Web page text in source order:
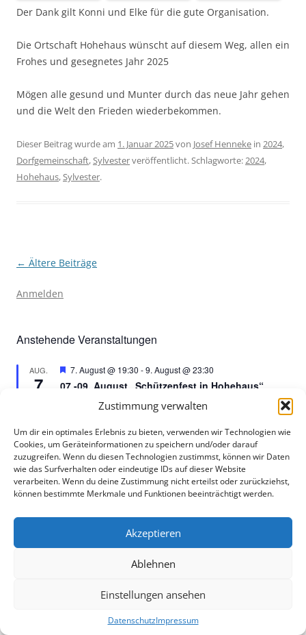
Zustimmung verwalten
Um dir ein optimales Erlebnis zu bieten, verwenden wir Technologien wie
Cookies, um Geräteinformationen zu speichern und/oder darauf
zuzugreifen. Wenn du diesen Technologien zustimmst, können wir Daten
wie das Surfverhalten oder eindeutige IDs auf dieser Website
verarbeiten. Wenn du deine Zustimmung nicht erteilst oder zurückziehst,
können bestimmte Merkmale und Funktionen beeinträchtigt werden.
Akzeptieren
Ablehnen
Einstellungen ansehen
DatenschutzImpressum
Der Dank gilt Konni und Elke für die gute Organisation.
Die Ortschaft Hohehaus wünscht auf diesem Weg, allen ein
Frohes und gesegnetes Jahr 2025
Mögen alle gesund und Munter durch das neue Jahr gehen
und die Welt den Frieden wiederbekommen.
Dieser Beitrag wurde am 1. Januar 2025von Josef Henneke in 2024,
Dorfgemeinschaft,Sylvesterveröffentlicht. Schlagworte:2024,
Hohehaus,Sylvester.
Beitragsnavigation
← Ältere Beiträge
Anmelden
Anstehende Veranstaltungen
AUG.
7
Hervorgehoben
7. August @ 19:30 -9. August @ 23:30
07.-09. August „Schützenfest in Hohehaus“
14
14. August @ 19:00-16. August @ 23:30
SEP.
25
25. September-27. September
Huxori Höxter
OKT.
15
Hervorgehoben
19:30- 21:00
24
Hervorgehoben